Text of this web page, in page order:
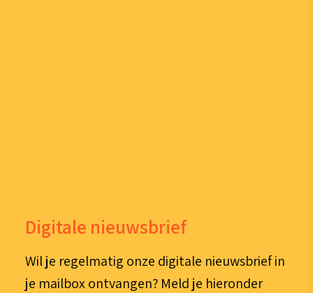
Digitale nieuwsbrief
Wil je regelmatig onze digitale nieuwsbrief in
je mailbox ontvangen? Meld je hieronder